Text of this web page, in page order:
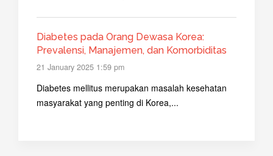
Diabetes pada Orang Dewasa Korea:
Prevalensi, Manajemen, dan Komorbiditas
21 January 2025 1:59 pm
Diabetes mellitus merupakan masalah kesehatan
masyarakat yang penting di Korea,...